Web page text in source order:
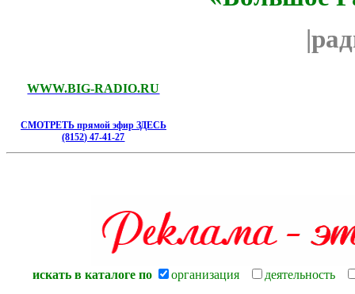
WWW.BIG-RADIO.RU
СМОТРЕТЬ прямой эфир ЗДЕСЬ
(8152) 47-41-27
искать в каталоге по организация деятельность